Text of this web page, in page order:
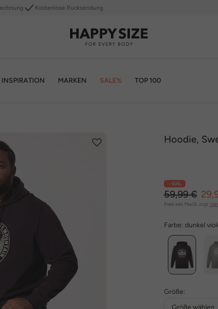
Kostenlose Rücksendung
INSPIRATION MARKEN SALE% TOP 100
Hoodie,
- 50%
59,99 €
Preis inkl. MwSt. zzgl.
Farbe: dunkel
Größe: